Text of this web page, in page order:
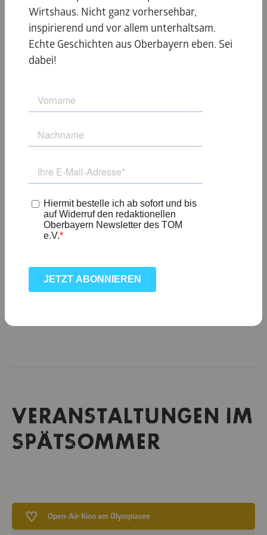
© München Tourismus / Christian Kasper
Den Stadtsommertag in München kann man perfekt im
Biergärten klassisches bayerisches Essen genießen. Im
Anschluss dann an einem derIsarkioske
VERANSTALTUNGEN IM
SPÄTSOMMER
Open-Air-Kino am Olympiasee
Wirtshaus. Nicht ganz vorhersehbar,
inspirierend und vor allem unterhaltsam.
Echte Geschichten aus Oberbayern eben. Sei
dabei!